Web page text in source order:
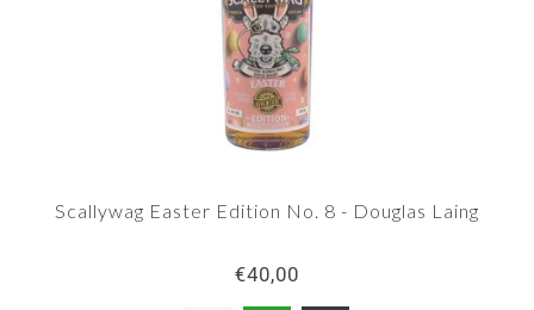
Scallywag Easter Edition No. 8 - Douglas Laing
€40,00